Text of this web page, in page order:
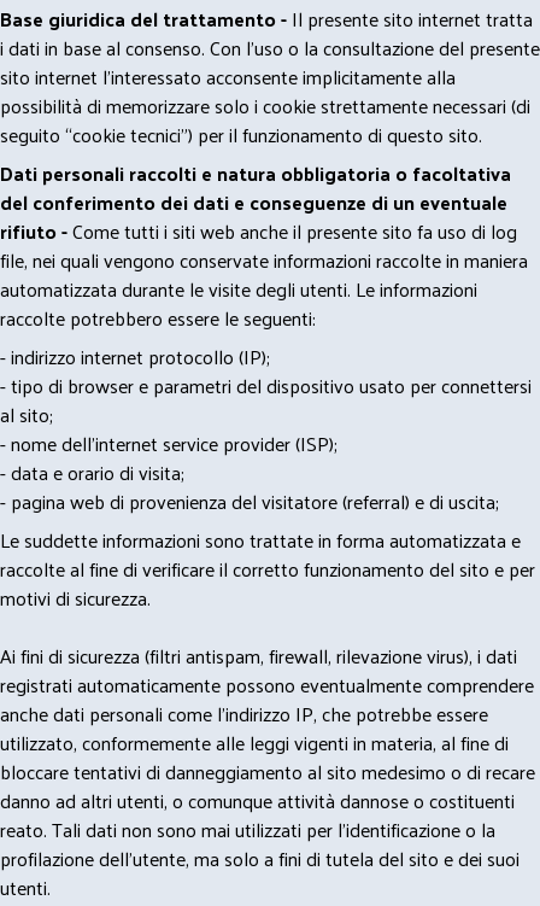
Base giuridica del trattamento -Il presente sito internet tratta
i dati in base al consenso. Con l'uso o la consultazione del presente
sito internet l’interessato acconsente implicitamente alla
possibilità di memorizzare solo i cookie strettamente necessari (di
seguito “cookie tecnici”) per il funzionamento di questo sito.
Dati personali raccolti e natura obbligatoria o facoltativa
del conferimento dei dati e conseguenze di un eventuale
rifiuto -Come tutti i siti web anche il presente sito fa uso di log
file, nei quali vengono conservate informazioni raccolte in maniera
automatizzata durante le visite degli utenti. Le informazioni
raccolte potrebbero essere le seguenti:
- indirizzo internet protocollo (IP);
- tipo di browser e parametri del dispositivo usato per connettersi
al sito;
- nome dell'internet service provider (ISP);
- data e orario di visita;
- pagina web di provenienza del visitatore (referral) e di uscita;
Le suddette informazioni sono trattate in forma automatizzata e
raccolte al fine di verificare il corretto funzionamento del sito e per
motivi di sicurezza.
Ai fini di sicurezza (filtri antispam, firewall, rilevazione virus), i dati
registrati automaticamente possono eventualmente comprendere
anche dati personali come l'indirizzo IP, che potrebbe essere
utilizzato, conformemente alle leggi vigenti in materia, al fine di
bloccare tentativi di danneggiamento al sito medesimo o di recare
danno ad altri utenti, o comunque attività dannose o costituenti
reato. Tali dati non sono mai utilizzati per l'identificazione o la
profilazione dell'utente, ma solo a fini di tutela del sito e dei suoi
utenti.